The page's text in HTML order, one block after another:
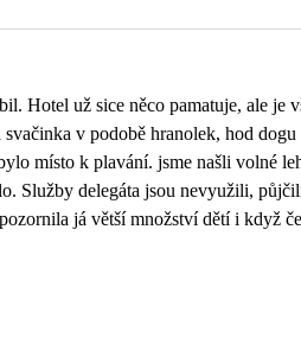
Hotel už sice něco pamatuje, ale
v podobě hranolek, hod
Vždy spoustu místa a byli jsme skoro sami. Moře na začátku července
Služby delegáta jsou nevyužili,
já větší množství dětí i když